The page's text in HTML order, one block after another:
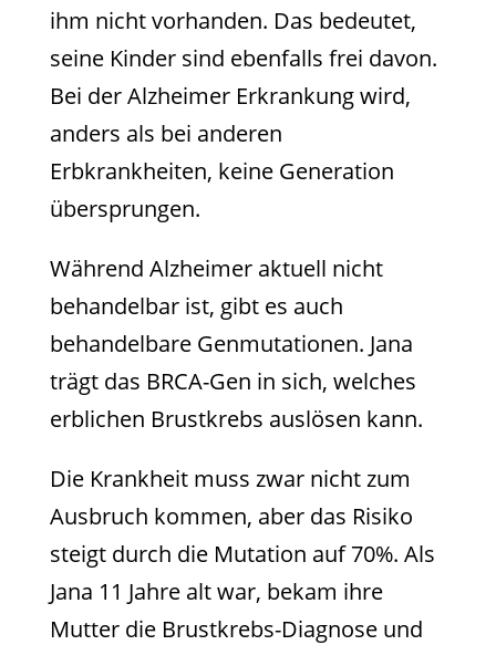
ihm nicht vorhanden. Das bedeutet,
seine Kinder sind ebenfalls frei davon.
Bei der Alzheimer Erkrankung wird,
anders als bei anderen
Erbkrankheiten, keine Generation
übersprungen.
Während Alzheimer aktuell nicht
behandelbar ist, gibt es auch
behandelbare Genmutationen. Jana
trägt das BRCA-Gen in sich, welches
erblichen Brustkrebs auslösen kann.
Die Krankheit muss zwar nicht zum
Ausbruch kommen, aber das Risiko
steigt durch die Mutation auf 70%. Als
Jana 11 Jahre alt war, bekam ihre
Mutter die Brustkrebs-Diagnose und